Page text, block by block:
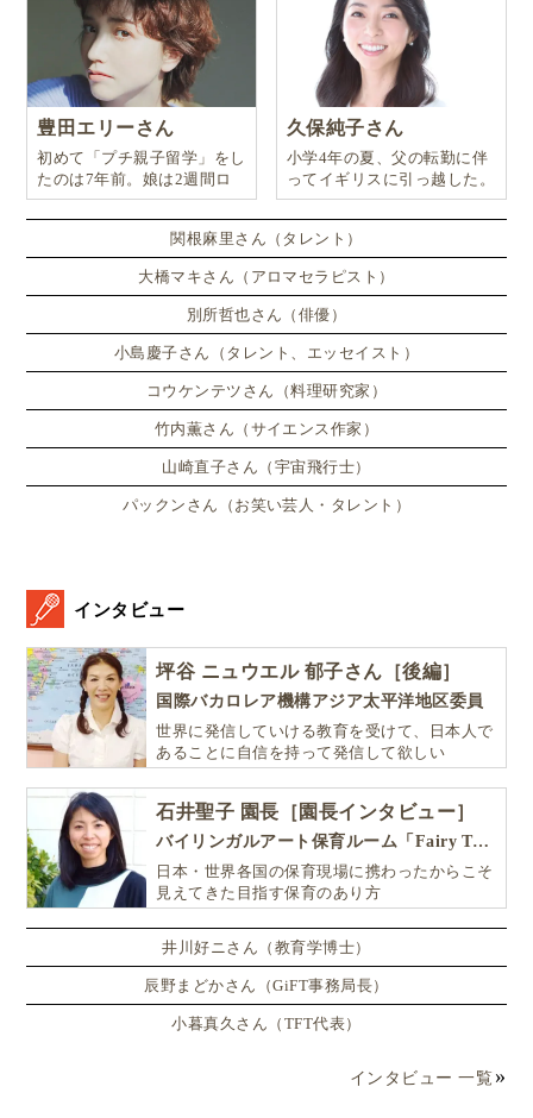
豊田エリーさん
初めて「プチ親子留学」をし
たのは7年前。娘は2週間ロ
ンドンのサマースクールに通
い、英語劇に挑戦したり、
久保純子さん
小学4年の夏、父の転勤に伴
ってイギリスに引っ越した。
関根麻里さん（タレント）
大橋マキさん（アロマセラピスト）
別所哲也さん（俳優）
小島慶子さん（タレント、エッセイスト）
コウケンテツさん（料理研究家）
竹内薫さん（サイエンス作家）
山崎直子さん（宇宙飛行士）
パックンさん（お笑い芸人・タレント）
インタビュー
坪谷 ニュウエル 郁子さん［後編］
国際バカロレア機構アジア太平洋地区委員
世界に発信していける教育を受けて、日本人で
あることに自信を持って発信して欲しい
石井聖子 園長［園長インタビュー］
バイリンガルアート保育ルーム「Fairy Tale（フェアリーテイル）」
日本・世界各国の保育現場に携わったからこそ
見えてきた目指す保育のあり方
井川好ニさん（教育学博士）
辰野まどかさん（GiFT事務局長）
小暮真久さん（TFT代表）
インタビュー 一覧